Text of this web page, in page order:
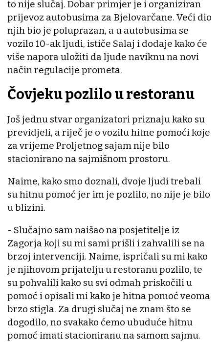
to nije slučaj. Dobar primjer je i organiziran
prijevoz autobusima za Bjelovarčane. Veći dio
njih bio je poluprazan, a u autobusima se
vozilo 10-ak ljudi, ističe Salaj i dodaje kako će
više napora uložiti da ljude naviknu na novi
način regulacije prometa.
Čovjeku pozlilo u restoranu
Još jednu stvar organizatori priznaju kako su
previdjeli, a riječ je o vozilu hitne pomoći koje
za vrijeme Proljetnog sajam nije bilo
stacionirano na sajmišnom prostoru.
Naime, kako smo doznali, dvoje ljudi trebali
su hitnu pomoć jer im je pozlilo, no nije je bilo
u blizini.
- Slučajno sam naišao na posjetitelje iz
Zagorja koji su mi sami prišli i zahvalili se na
brzoj intervenciji. Naime, ispričali su mi kako
je njihovom prijatelju u restoranu pozlilo, te
su pohvalili kako su svi odmah priskočili u
pomoć i opisali mi kako je hitna pomoć veoma
brzo stigla. Za drugi slučaj ne znam što se
dogodilo, no svakako ćemo ubuduće hitnu
pomoć imati stacioniranu na samom sajmu.